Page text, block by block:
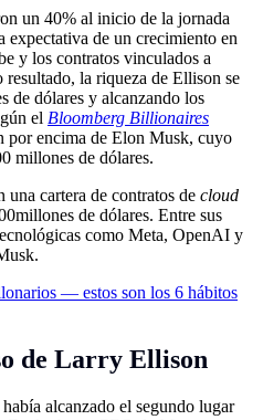
un 40% al inicio de la jornada
expectativa de un crecimiento en
y los contratos vinculados a
la riqueza de Ellison se
de dólares y alcanzando los
el Bloomberg Billionaires
por encima de Elon Musk, cuyo
millones de dólares.
cartera de contratos de cloud
de dólares. Entre sus
como Meta, OpenAI y
— estos son los 6 hábitos
de Larry Ellison
alcanzado el segundo lugar